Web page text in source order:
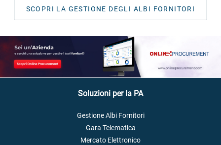
SCOPRI LA GESTIONE DEGLI ALBI FORNITORI
Soluzioni per la PA
Gestione Albi Fornitori
Gara Telematica
Mercato Elettronico